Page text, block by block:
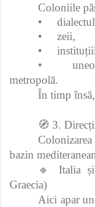
Coloniile
•
•
zeii,
•
•
metropolă.
În timp
🧭 3.
bazin
🔹 Italia și
Graecia)
Aici apar